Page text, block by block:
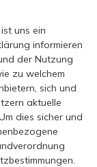
uns ein
informieren
der Nutzung
zu welchem
sich und
aktuelle
dies sicher und